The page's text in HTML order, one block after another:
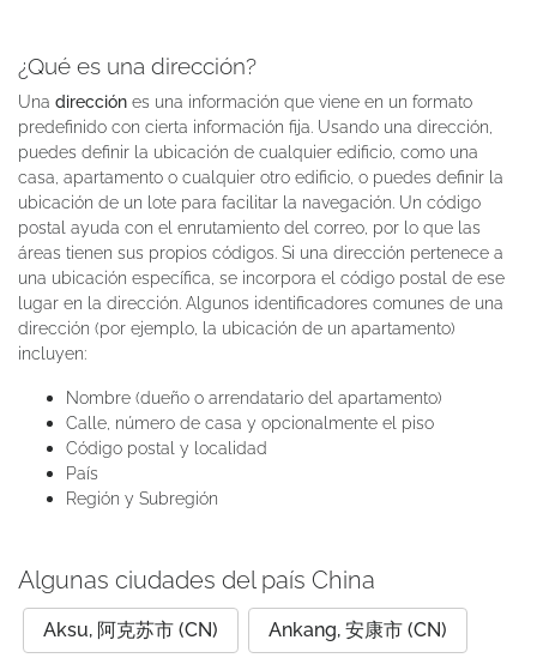
¿Qué es una dirección?
Una dirección es una información que viene en un formato
predefinido con cierta información fija. Usando una dirección,
puedes definir la ubicación de cualquier edificio, como una
casa, apartamento o cualquier otro edificio, o puedes definir la
ubicación de un lote para facilitar la navegación. Un código
postal ayuda con el enrutamiento del correo, por lo que las
áreas tienen sus propios códigos. Si una dirección pertenece a
una ubicación específica, se incorpora el código postal de ese
lugar en la dirección. Algunos identificadores comunes de una
dirección (por ejemplo, la ubicación de un apartamento)
incluyen:
Nombre (dueño o arrendatario del apartamento)
Calle, número de casa y opcionalmente el piso
Código postal y localidad
País
Región y Subregión
Algunas ciudades del país China
Aksu, 阿克苏市 (CN) Ankang, 安康市 (CN)